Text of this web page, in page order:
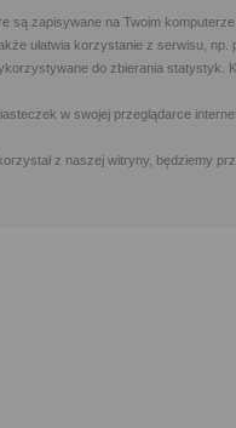
są zapisywane na Twoim
ułatwia korzystanie z serwisu,
do zbierania statystyk.
w swojej przeglądarce
z naszej witryny, będziemy